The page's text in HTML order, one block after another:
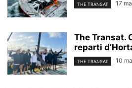
THE TRANSAT 17
The Transat.
reparti
THE TRANSAT 10